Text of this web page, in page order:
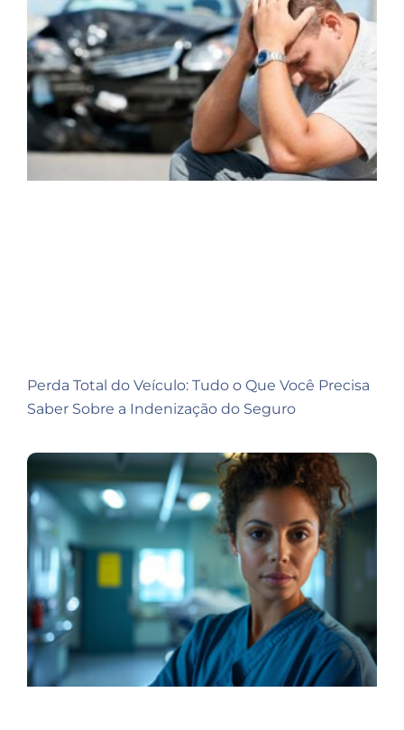
Perda Total do Veículo: Tudo o Que Você Precisa
Saber Sobre a Indenização do Seguro